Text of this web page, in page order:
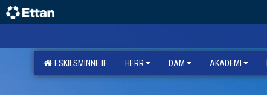
ESKILSMINNE IF HERR DAM AKADEMI